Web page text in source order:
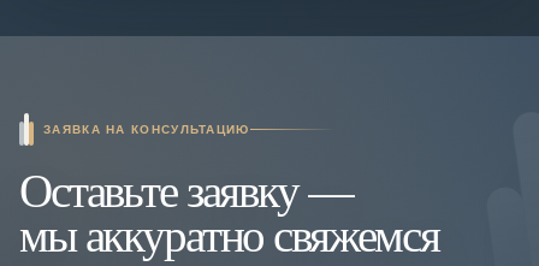
ЗАЯВКА НА КОНСУЛЬТАЦИЮ
Оставьте заявку —
мы аккуратно свяжемся